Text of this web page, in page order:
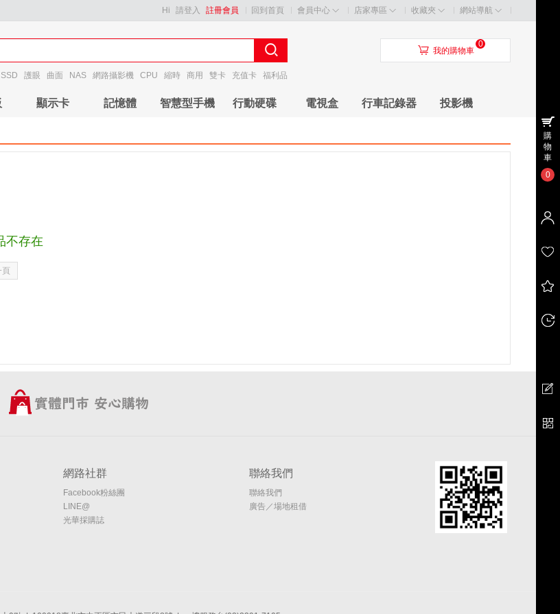
回到首頁 會員中心 店家專區 收藏夾 網站導航
Hi 請登入 註冊會員
SSD 護眼 曲面 NAS 網路攝影機 CPU 縮時 商用 雙卡 充值卡 福利品
󰃦 我的購物車
0
顯示卡 記憶體 智慧型手機 行動硬碟 電視盒 行車記錄器 投影機
不存在
頁
網路社群
Facebook粉絲團
LINE@
光華採購誌
聯絡我們
聯絡我們
廣告／場地租借
購
物
車
0